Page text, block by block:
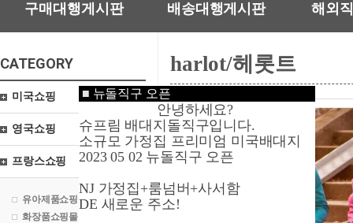
■ 뉴돌직구 오픈
안녕하세요?
슈프림 배대지돌직구입니다.
소규모 가정집 프리미엄 미국배대지
2023 05 02 뉴돌직구 오픈
NJ 가정집+룸넘버+사서함
DE 새로운 주소!
구매대행게시판 배송대행게시판 해외
CATEGORY
미국쇼핑
영국쇼핑
프랑스쇼핑
유아제품쇼핑몰
화장품쇼핑몰
harlot/헤롯트